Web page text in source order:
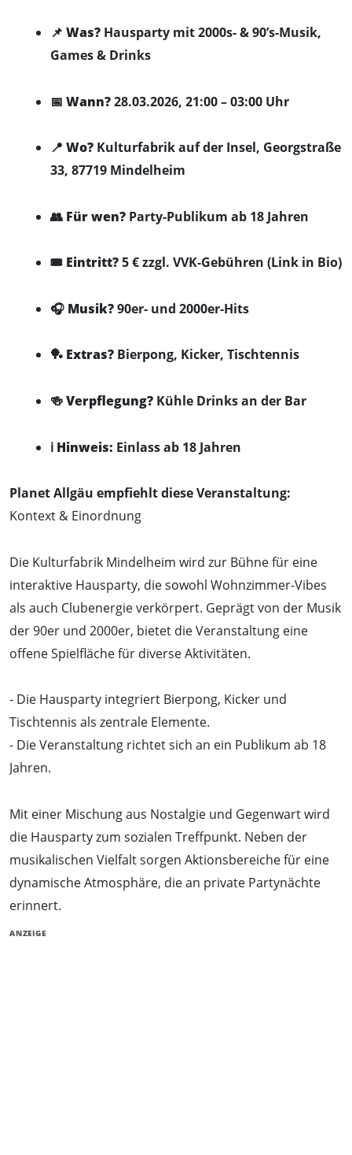
📌 Was? Hausparty mit 2000s- & 90’s-Musik,
Games & Drinks
📅 Wann?28.03.2026, 21:00 – 03:00 Uhr
📍 Wo? Kulturfabrik auf der Insel, Georgstraße
33, 87719 Mindelheim
👥 Für wen? Party-Publikum ab 18 Jahren
🎟️ Eintritt?5 € zzgl. VVK-Gebühren (Link in Bio)
🎧 Musik?90er- und 2000er-Hits
🏓 Extras? Bierpong, Kicker, Tischtennis
🍻Verpflegung? Kühle Drinks an der Bar
ℹ️ Hinweis: Einlass ab 18 Jahren
Planet Allgäu empfiehlt diese Veranstaltung:
Kontext & Einordnung
Die Kulturfabrik Mindelheim wird zur Bühne für eine
interaktive Hausparty, die sowohl Wohnzimmer-Vibes
als auch Clubenergie verkörpert. Geprägt von der Musik
der 90er und 2000er, bietet die Veranstaltung eine
offene Spielfläche für diverse Aktivitäten.
- Die Hausparty integriert Bierpong, Kicker und
Tischtennis als zentrale Elemente.
- Die Veranstaltung richtet sich an ein Publikum ab 18
Jahren.
Mit einer Mischung aus Nostalgie und Gegenwart wird
die Hausparty zum sozialen Treffpunkt. Neben der
musikalischen Vielfalt sorgen Aktionsbereiche für eine
dynamische Atmosphäre, die an private Partynächte
erinnert.
ANZEIGE